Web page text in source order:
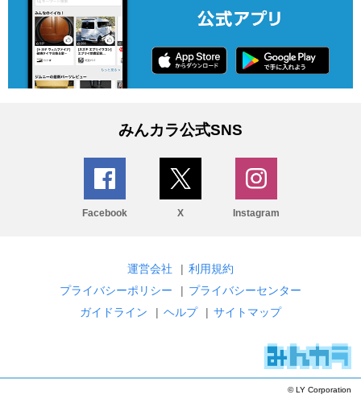
みんカラ公式SNS
Facebook X Instagram
運営会社 | 利用規約
プライバシーポリシー
| プライバシーセンター
ガイドライン
| ヘルプ | サイトマップ
© LY Corporation